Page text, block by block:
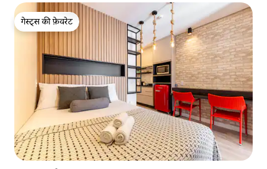
गेस्ट्स की फ़ेवरेट
गेस्ट्स की फ़ेवरेट